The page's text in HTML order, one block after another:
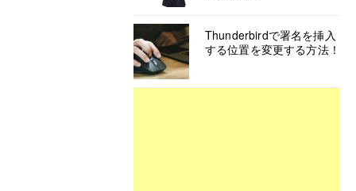
Thunderbirdで署名を挿入
する位置を変更する方法！